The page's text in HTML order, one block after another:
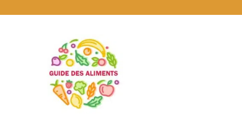
Guide
des
Aliments